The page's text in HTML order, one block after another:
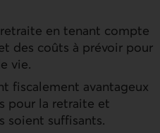
en tenant compte
des coûts à prévoir pour
vie.
fiscalement avantageux
pour la retraite et
soient suffisants.